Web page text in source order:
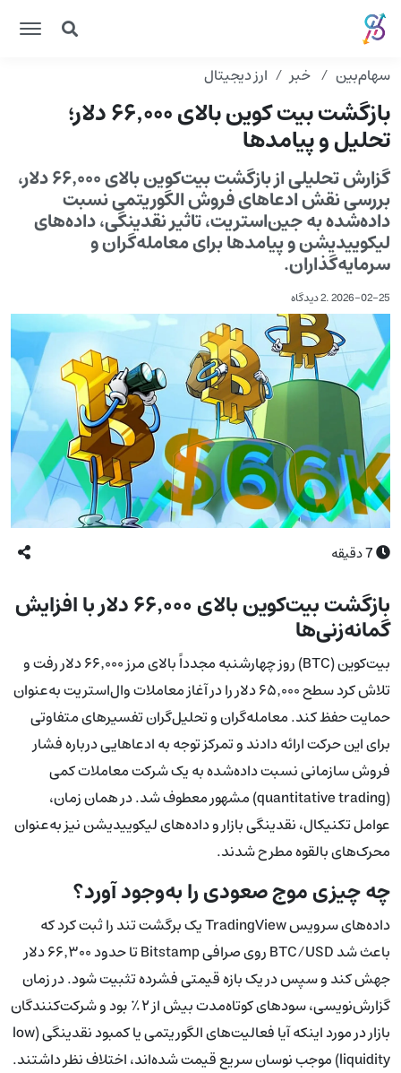
سهام‌بین خبر ارز دیجیتال
بازگشت بیت کوین بالای ۶۶٬۰۰۰ دلار؛
تحلیل و پیامدها
گزارش تحلیلی از بازگشت بیت‌کوین بالای ۶۶٬۰۰۰ دلار،
بررسی نقش ادعاهای فروش الگوریتمی نسبت
داده‌شده به جین‌استریت، تاثیر نقدینگی، داده‌های
لیکوییدیشن و پیامدها برای معامله‌گران و
سرمایه‌گذاران.
2026-02-25
.2 دیدگاه
7دقیقه
بازگشت بیت‌کوین بالای ۶۶٬۰۰۰ دلار با افزایش
گمانه‌زنی‌ها
بیت‌کوین (BTC) روز چهارشنبه مجدداً بالای مرز ۶۶٬۰۰۰ دلار رفت و
تلاش کرد سطح ۶۵٬۰۰۰ دلار را در آغاز معاملات وال‌استریت به‌عنوان
حمایت حفظ کند. معامله‌گران و تحلیل‌گران تفسیرهای متفاوتی
برای این حرکت ارائه دادند و تمرکز توجه به ادعاهایی درباره فشار
فروش سازمانی نسبت داده‌شده به یک شرکت معاملات کمی
(quantitative trading) مشهور معطوف شد. در همان زمان،
عوامل تکنیکال، نقدینگی بازار و داده‌های لیکوییدیشن نیز به‌عنوان
محرک‌های بالقوه مطرح شدند.
چه چیزی موج صعودی را به‌وجود آورد؟
داده‌های سرویس TradingView یک برگشت تند را ثبت کرد که
باعث شد BTC/USD روی صرافی Bitstamp تا حدود ۶۶٬۳۰۰ دلار
جهش کند و سپس در یک بازه قیمتی فشرده تثبیت شود. در زمان
گزارش‌نویسی، سودهای کوتاه‌مدت بیش از ۲٪ بود و شرکت‌کنندگان
بازار در مورد اینکه آیا فعالیت‌های الگوریتمی یا کمبود نقدینگی (low
liquidity) موجب نوسان سریع قیمت شده‌اند، اختلاف نظر داشتند.